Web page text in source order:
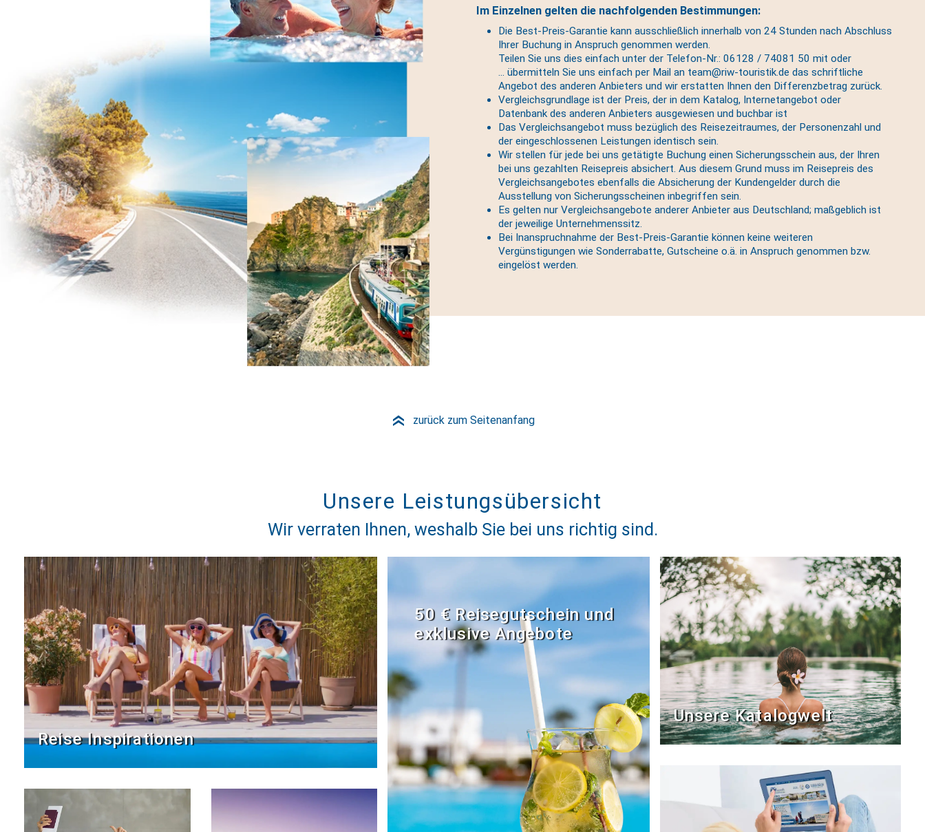
Im Einzelnen gelten die nachfolgenden Bestimmungen:
Die Best-Preis-Garantie kann ausschließlich innerhalb von 24 Stunden nach Abschluss
Ihrer Buchung in Anspruch genommen werden.
Teilen Sie uns dies einfach unter der Telefon-Nr.: 06128 / 74081 50 mit oder
... übermitteln Sie uns einfach per Mail an team@riw-touristik.de das schriftliche
Angebot des anderen Anbieters und wir erstatten Ihnen den Differenzbetrag zurück.
Vergleichsgrundlage ist der Preis, der in dem Katalog, Internetangebot oder
Datenbank des anderen Anbieters ausgewiesen und buchbar ist
Das Vergleichsangebot muss bezüglich des Reisezeitraumes, der Personenzahl und
der eingeschlossenen Leistungen identisch sein.
Wir stellen für jede bei uns getätigte Buchung einen Sicherungsschein aus, der Ihren
bei uns gezahlten Reisepreis absichert. Aus diesem Grund muss im Reisepreis des
Vergleichsangebotes ebenfalls die Absicherung der Kundengelder durch die
Ausstellung von Sicherungsscheinen inbegriffen sein.
Es gelten nur Vergleichsangebote anderer Anbieter aus Deutschland; maßgeblich ist
der jeweilige Unternehmenssitz.
Bei Inanspruchnahme der Best-Preis-Garantie können keine weiteren
Vergünstigungen wie Sonderrabatte, Gutscheine o.ä. in Anspruch genommen bzw.
eingelöst werden.
» zurück zum Seitenanfang
Unsere Leistungsübersicht
Wir verraten Ihnen, weshalb Sie bei uns richtig sind.
Reise Inspirationen
50 € Reisegutschein und
exklusive Angebote
Unsere Katalogwelt